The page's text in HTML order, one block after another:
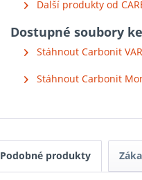
Další produkty od
Dostupné soubory
Stáhnout Carbonit
Stáhnout Carbonit
Podobné produkty